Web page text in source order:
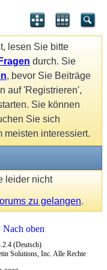
lesen Sie bitte
durch. Sie
, bevor Sie Beiträge
auf 'Registrieren',
Sie können
Sie sich
meisten interessiert.
leider nicht
zu gelangen.
Nach oben
(Deutsch)
Solutions, Inc. Alle Rechte